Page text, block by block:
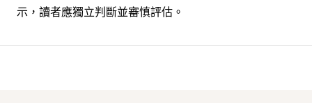
示，讀者應獨立判斷並審慎評估。